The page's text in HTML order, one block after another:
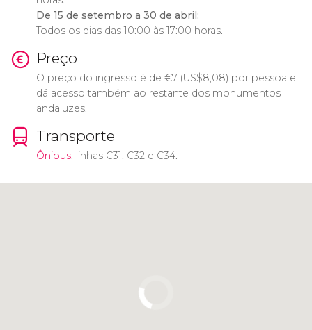
De 15 de setembro a 30 de abril:
Todos os dias das 10:00 às 17:00 horas.
Preço
O preço do ingresso é de €7 (US$8,08) por pessoa e
dá acesso também ao restante dos monumentos
andaluzes.
Transporte
Ônibus: linhas C31, C32 e C34.